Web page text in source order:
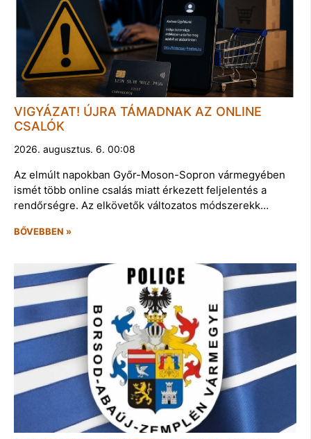
VIGYÁZAT! ÚJRA TÁMADNAK AZ ONLINE
CSALÓK
2026. augusztus. 6. 00:08
Az elmúlt napokban Győr-Moson-Sopron vármegyében
ismét több online csalás miatt érkezett feljelentés a
rendőrségre. Az elkövetők változatos módszerekk…
BŐVEBBEN »